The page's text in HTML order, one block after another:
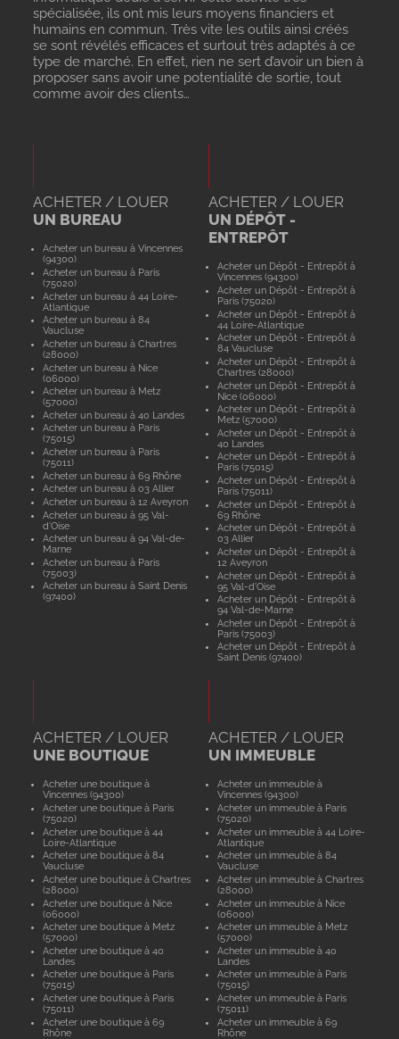
spécialisée, ils ont mis leurs moyens financiers et
humains en commun. Très vite les outils ainsi créés
se sont révélés efficaces et surtout très adaptés à ce
type de marché. En effet, rien ne sert d’avoir un bien à
proposer sans avoir une potentialité de sortie, tout
comme avoir des clients…
ACHETER / LOUER
UN BUREAU
Acheter un bureau à Vincennes
(94300)
Acheter un bureau à Paris
(75020)
Acheter un bureau à 44 Loire-
Atlantique
Acheter un bureau à 84
Vaucluse
Acheter un bureau à Chartres
(28000)
Acheter un bureau à Nice
(06000)
Acheter un bureau à Metz
(57000)
Acheter un bureau à 40 Landes
Acheter un bureau à Paris
(75015)
Acheter un bureau à Paris
(75011)
Acheter un bureau à 69 Rhône
Acheter un bureau à 03 Allier
Acheter un bureau à 12 Aveyron
Acheter un bureau à 95 Val-
d'Oise
Acheter un bureau à 94 Val-de-
Marne
Acheter un bureau à Paris
(75003)
Acheter un bureau à Saint Denis
(97400)
ACHETER / LOUER
UN DÉPÔT -
ENTREPÔT
Acheter un Dépôt - Entrepôt à
Vincennes (94300)
Acheter un Dépôt - Entrepôt à
Paris (75020)
Acheter un Dépôt - Entrepôt à
44 Loire-Atlantique
Acheter un Dépôt - Entrepôt à
84 Vaucluse
Acheter un Dépôt - Entrepôt à
Chartres (28000)
Acheter un Dépôt - Entrepôt à
Nice (06000)
Acheter un Dépôt - Entrepôt à
Metz (57000)
Acheter un Dépôt - Entrepôt à
40 Landes
Acheter un Dépôt - Entrepôt à
Paris (75015)
Acheter un Dépôt - Entrepôt à
Paris (75011)
Acheter un Dépôt - Entrepôt à
69 Rhône
Acheter un Dépôt - Entrepôt à
03 Allier
Acheter un Dépôt - Entrepôt à
12 Aveyron
Acheter un Dépôt - Entrepôt à
95 Val-d'Oise
Acheter un Dépôt - Entrepôt à
94 Val-de-Marne
Acheter un Dépôt - Entrepôt à
Paris (75003)
Acheter un Dépôt - Entrepôt à
Saint Denis (97400)
ACHETER / LOUER
UNE BOUTIQUE
Acheter une boutique à
Vincennes (94300)
Acheter une boutique à Paris
(75020)
Acheter une boutique à 44
Loire-Atlantique
Acheter une boutique à 84
Vaucluse
Acheter une boutique à Chartres
(28000)
Acheter une boutique à Nice
(06000)
Acheter une boutique à Metz
(57000)
Acheter une boutique à 40
Landes
Acheter une boutique à Paris
(75015)
Acheter une boutique à Paris
(75011)
Acheter une boutique à 69
Rhône
ACHETER / LOUER
UN IMMEUBLE
Acheter un immeuble à
Vincennes (94300)
Acheter un immeuble à Paris
(75020)
Acheter un immeuble à 44 Loire-
Atlantique
Acheter un immeuble à 84
Vaucluse
Acheter un immeuble à Chartres
(28000)
Acheter un immeuble à Nice
(06000)
Acheter un immeuble à Metz
(57000)
Acheter un immeuble à 40
Landes
Acheter un immeuble à Paris
(75015)
Acheter un immeuble à Paris
(75011)
Acheter un immeuble à 69
Rhône